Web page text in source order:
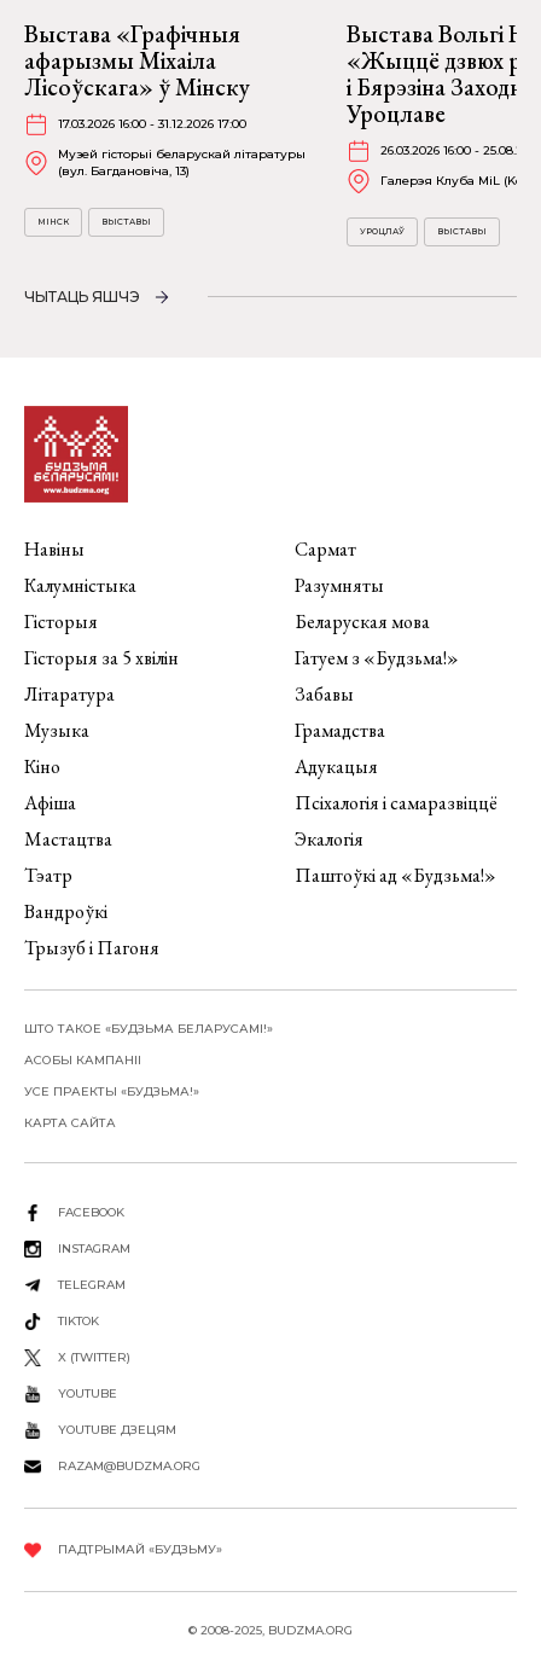
Выстава «Графічныя
афарызмы Міхаіла
Лісоўскага» ў Мінску
17.03.2026 16:00 - 31.12.2026 17:00
Музей гісторыі беларускай літаратуры
(вул. Багдановіча, 13)
МІНСК ВЫСТАВЫ
Выстава Вольгі
«Жыццё дзвюх
і Бярэзіна
Уроцлаве
26.03.2026 16:00 -
Галерэя Клуба MiL
УРОЦЛАЎ ВЫСТАВЫ
ЧЫТАЦЬ ЯШЧЭ
Навіны
Калумністыка
Гісторыя
Гісторыя за 5 хвілін
Літаратура
Музыка
Кіно
Афіша
Мастацтва
Тэатр
Вандроўкі
Трызуб і Пагоня
Сармат
Разумняты
Беларуская мова
Гатуем з «Будзьма!»
Забавы
Грамадства
Адукацыя
Псіхалогія і самаразвіццё
Экалогія
Паштоўкі ад «Будзьма!»
ШТО ТАКОЕ «БУДЗЬМА БЕЛАРУСАМІ!»
АСОБЫ КАМПАНІІ
УСЕ ПРАЕКТЫ «БУДЗЬМА!»
КАРТА САЙТА
FACEBOOK
INSTAGRAM
TELEGRAM
TIKTOK
X (TWITTER)
YOUTUBE
YOUTUBE ДЗЕЦЯМ
RAZAM@BUDZMA.ORG
ПАДТРЫМАЙ «БУДЗЬМУ»
© 2008-2025, BUDZMA.ORG